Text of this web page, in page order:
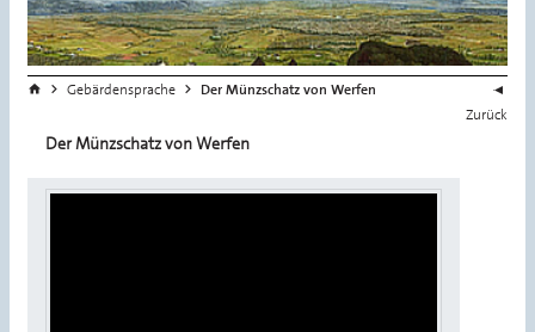
Zurück
Sie befinden sich hier:
Startseite
>Gebärdensprache >Der Münzschatz von Werfen
Der Münzschatz von Werfen